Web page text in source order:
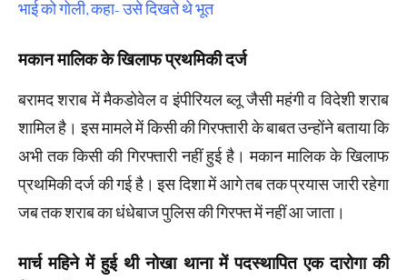
भाई को गोली, कहा- उसे दिखते थे भूत
मकान मालिक के खिलाफ प्रथमिकी दर्ज
बरामद शराब में मैकडोवेल व इंपीरियल ब्लू जैसी महंगी व विदेशी शराब
शामिल है। इस मामले में किसी की गिरफ्तारी के बाबत उन्होंने बताया कि
अभी तक किसी की गिरफ्तारी नहीं हुई है। मकान मालिक के खिलाफ
प्रथमिकी दर्ज की गई है। इस दिशा में आगे तब तक प्रयास जारी रहेगा
जब तक शराब का धंधेबाज पुलिस की गिरफ्त में नहीं आ जाता।
मार्च महिने में हुई थी नोखा थाना में पदस्थापित एक दारोगा की